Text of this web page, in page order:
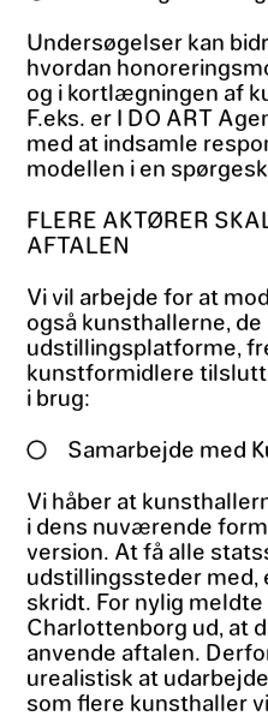
Undersøgelser kan
hvordan
og i kortlægningen af
F.eks. er I DO ART
med at indsamle
modellen i en
FLERE AKTØRER
AFTALEN
Vi vil arbejde for at
også kunsthallerne,
udstillingsplatforme,
kunstformidlere
i brug:
Samarbejde med
Vi håber at
i dens nuværende
version. At få alle
udstillingssteder med,
skridt. For nylig meldte
Charlottenborg ud, at
anvende aftalen.
urealistisk at
som flere kunsthaller